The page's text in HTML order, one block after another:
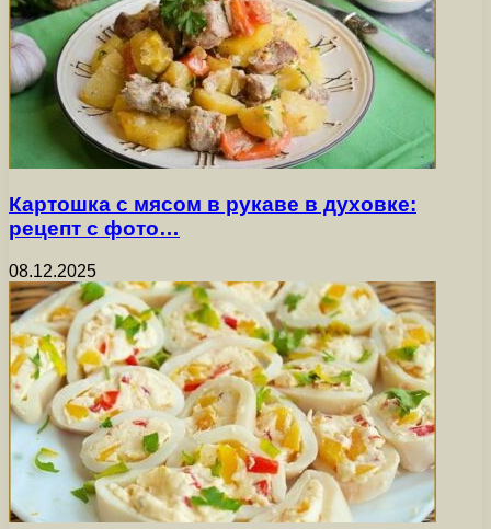
Картошка с мясом в рукаве в духовке:
рецепт с фото…
08.12.2025